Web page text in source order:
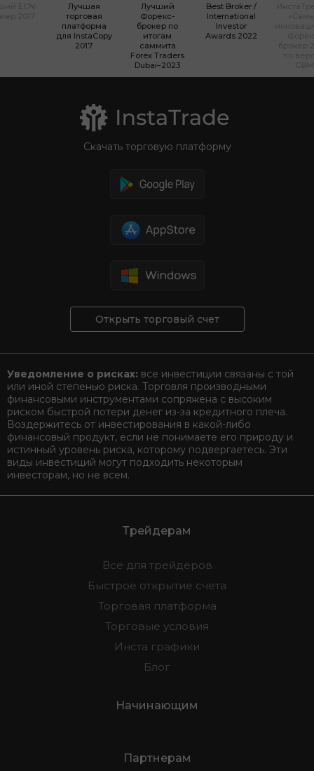
Лучшая
торговая
платформа
для InstaCopy
2017
Лучший
Форекс-
брокер по
итогам
саммита
Forex Traders
Dubai–2023
Best Broker /
International
Investor
Awards 2022
Скачать торговую платформу
Открыть торговый счет
Уведомление о рисках: все инвестиции связаны с той
или иной степенью риска. Торговля производными
финансовыми инструментами сопряжена с высоким
риском быстрой потери денег из-за кредитного плеча.
Воздержитесь от инвестирования в какой-либо
финансовый продукт, если не понимаете его природу и
истинный уровень риска, которому подвергаетесь. Эти
виды инвестиций могут подходить некоторым
инвесторам, но не всем.
Трейдерам
Все для трейдеров
Быстрое открытие счета
Торговая платформа
Торговые условия
Инста графики
Блог
Начинающим
Партнерам